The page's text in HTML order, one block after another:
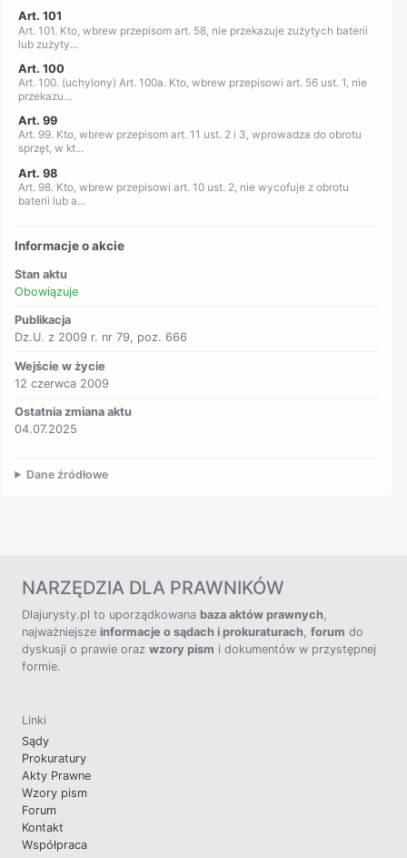
Art. 101
Art. 101. Kto, wbrew przepisom art. 58, nie przekazuje zużytych baterii
lub zużyty...
Art. 100
Art. 100. (uchylony) Art. 100a. Kto, wbrew przepisowi art. 56 ust. 1, nie
przekazu...
Art. 99
Art. 99. Kto, wbrew przepisom art. 11 ust. 2 i 3, wprowadza do obrotu
sprzęt, w kt...
Art. 98
Art. 98. Kto, wbrew przepisowi art. 10 ust. 2, nie wycofuje z obrotu
baterii lub a...
Informacje o akcie
Stan aktu
Obowiązuje
Publikacja
Dz.U. z 2009 r. nr 79, poz. 666
Wejście w życie
12 czerwca 2009
Ostatnia zmiana aktu
04.07.2025
Dane źródłowe
NARZĘDZIA DLA PRAWNIKÓW
Dlajurysty.pl to uporządkowana baza aktów prawnych,
najważniejsze informacje o sądach i prokuraturach, forum do
dyskusji o prawie oraz wzory pism i dokumentów w przystępnej
formie.
Linki
Sądy
Prokuratury
Akty Prawne
Wzory pism
Forum
Kontakt
Współpraca